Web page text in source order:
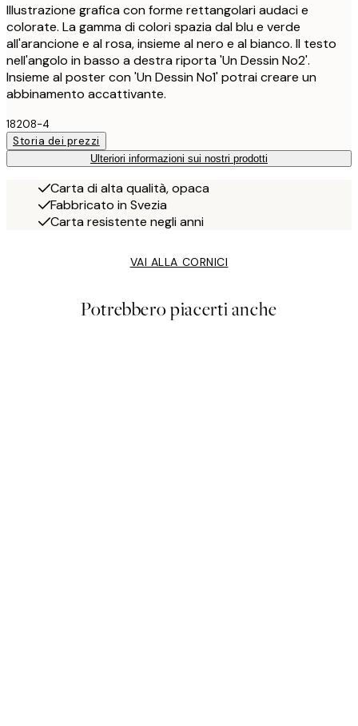
Illustrazione grafica con forme rettangolari audaci e
colorate. La gamma di colori spazia dal blu e verde
all'arancione e al rosa, insieme al nero e al bianco. Il testo
nell'angolo in basso a destra riporta 'Un Dessin No2'.
Insieme al poster con 'Un Dessin No1' potrai creare un
abbinamento accattivante.
18208-4
Storia dei prezzi
Ulteriori informazioni sui nostri prodotti
Carta di alta qualità, opaca
Fabbricato in Svezia
Carta resistente negli anni
VAI ALLA CORNICI
Potrebbero piacerti anche